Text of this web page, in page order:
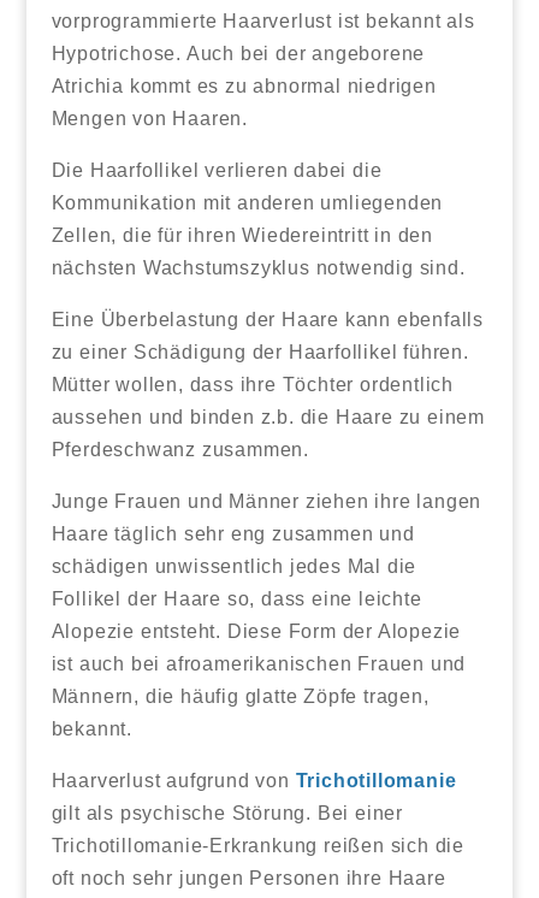
vorprogrammierte Haarverlust ist bekannt als
Hypotrichose. Auch bei der angeborene
Atrichia kommt es zu abnormal niedrigen
Mengen von Haaren.
Die Haarfollikel verlieren dabei die
Kommunikation mit anderen umliegenden
Zellen, die für ihren Wiedereintritt in den
nächsten Wachstumszyklus notwendig sind.
Eine Überbelastung der Haare kann ebenfalls
zu einer Schädigung der Haarfollikel führen.
Mütter wollen, dass ihre Töchter ordentlich
aussehen und binden z.b. die Haare zu einem
Pferdeschwanz zusammen.
Junge Frauen und Männer ziehen ihre langen
Haare täglich sehr eng zusammen und
schädigen unwissentlich jedes Mal die
Follikel der Haare so, dass eine leichte
Alopezie entsteht. Diese Form der Alopezie
ist auch bei afroamerikanischen Frauen und
Männern, die häufig glatte Zöpfe tragen,
bekannt.
Haarverlust aufgrund von Trichotillomanie
gilt als psychische Störung. Bei einer
Trichotillomanie-Erkrankung reißen sich die
oft noch sehr jungen Personen ihre Haare